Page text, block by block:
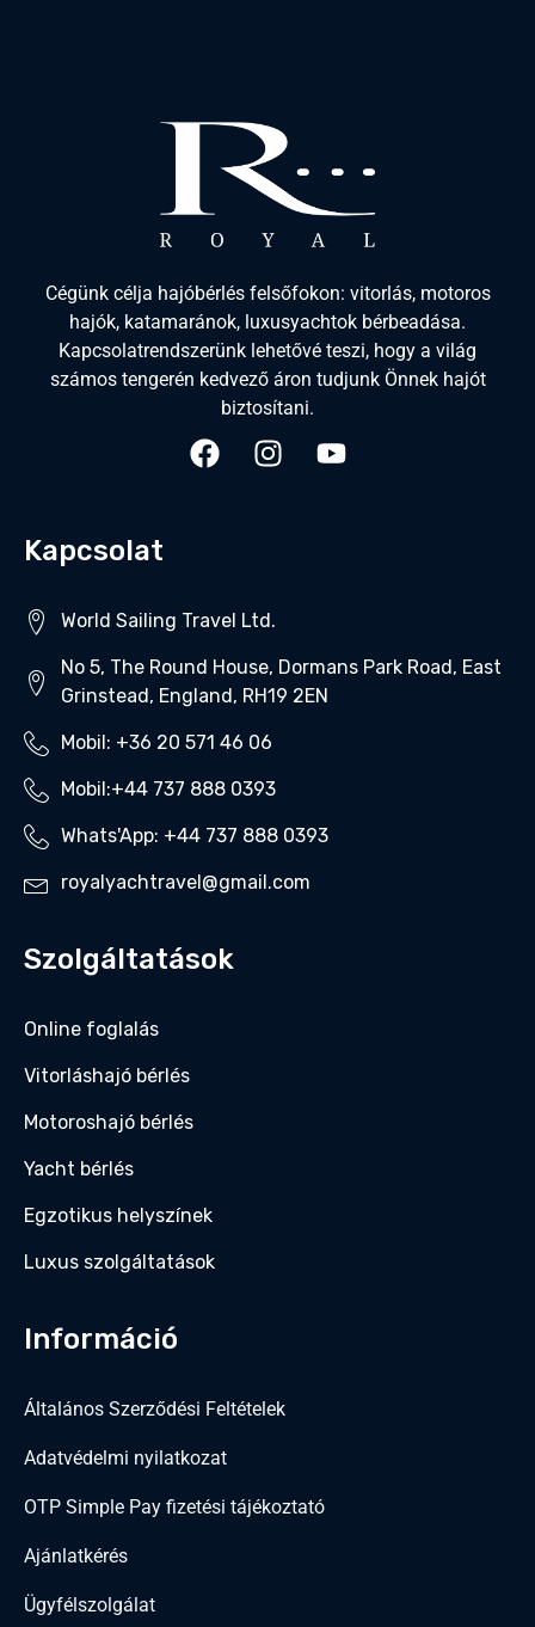
Cégünk célja hajóbérlés felsőfokon: vitorlás, motoros
hajók, katamaránok, luxusyachtok bérbeadása.
Kapcsolatrendszerünk lehetővé teszi, hogy a világ
számos tengerén kedvező áron tudjunk Önnek hajót
biztosítani.
Kapcsolat
World Sailing Travel Ltd.
No 5, The Round House, Dormans Park Road, East
Grinstead, England, RH19 2EN
Mobil: +36 20 571 46 06‬
Mobil:+44 737 888 0393‬
Whats'App: +44 737 888 0393‬
royalyachtravel@gmail.com
Szolgáltatások
Online foglalás
Vitorláshajó bérlés
Motoroshajó bérlés
Yacht bérlés
Egzotikus helyszínek
Luxus szolgáltatások
Információ
Általános Szerződési Feltételek
Adatvédelmi nyilatkozat
OTP Simple Pay fizetési tájékoztató
Ajánlatkérés
Ügyfélszolgálat